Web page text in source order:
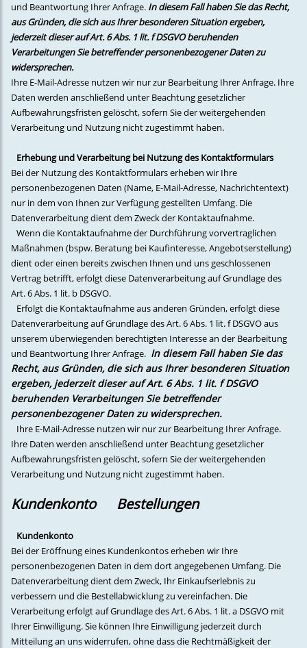
und Beantwortung Ihrer Anfrage. In diesem Fall haben Sie das Recht,
aus Gründen, die sich aus Ihrer besonderen Situation ergeben,
jederzeit dieser auf Art. 6 Abs. 1 lit. f DSGVO beruhenden
Verarbeitungen Sie betreffender personenbezogener Daten zu
widersprechen.
Ihre E-Mail-Adresse nutzen wir nur zur Bearbeitung Ihrer Anfrage. Ihre
Daten werden anschließend unter Beachtung gesetzlicher
Aufbewahrungsfristen gelöscht, sofern Sie der weitergehenden
Verarbeitung und Nutzung nicht zugestimmt haben.
Erhebung und Verarbeitung bei Nutzung des Kontaktformulars
Bei der Nutzung des Kontaktformulars erheben wir Ihre
personenbezogenen Daten (Name, E-Mail-Adresse, Nachrichtentext)
nur in dem von Ihnen zur Verfügung gestellten Umfang. Die
Datenverarbeitung dient dem Zweck der Kontaktaufnahme.
Wenn die Kontaktaufnahme der Durchführung vorvertraglichen
Maßnahmen (bspw. Beratung bei Kaufinteresse, Angebotserstellung)
dient oder einen bereits zwischen Ihnen und uns geschlossenen
Vertrag betrifft, erfolgt diese Datenverarbeitung auf Grundlage des
Art. 6 Abs. 1 lit. b DSGVO.
Erfolgt die Kontaktaufnahme aus anderen Gründen, erfolgt diese
Datenverarbeitung auf Grundlage des Art. 6 Abs. 1 lit. f DSGVO aus
unserem überwiegenden berechtigten Interesse an der Bearbeitung
und Beantwortung Ihrer Anfrage. In diesem Fall haben Sie das
Recht, aus Gründen, die sich aus Ihrer besonderen Situation
ergeben, jederzeit dieser auf Art. 6 Abs. 1 lit. f DSGVO
beruhenden Verarbeitungen Sie betreffender
personenbezogener Daten zu widersprechen.
Ihre E-Mail-Adresse nutzen wir nur zur Bearbeitung Ihrer Anfrage.
Ihre Daten werden anschließend unter Beachtung gesetzlicher
Aufbewahrungsfristen gelöscht, sofern Sie der weitergehenden
Verarbeitung und Nutzung nicht zugestimmt haben.
Kundenkonto Bestellungen
Kundenkonto
Bei der Eröffnung eines Kundenkontos erheben wir Ihre
personenbezogenen Daten in dem dort angegebenen Umfang. Die
Datenverarbeitung dient dem Zweck, Ihr Einkaufserlebnis zu
verbessern und die Bestellabwicklung zu vereinfachen. Die
Verarbeitung erfolgt auf Grundlage des Art. 6 Abs. 1 lit. a DSGVO mit
Ihrer Einwilligung. Sie können Ihre Einwilligung jederzeit durch
Mitteilung an uns widerrufen, ohne dass die Rechtmäßigkeit der